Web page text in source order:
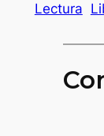
Lectura